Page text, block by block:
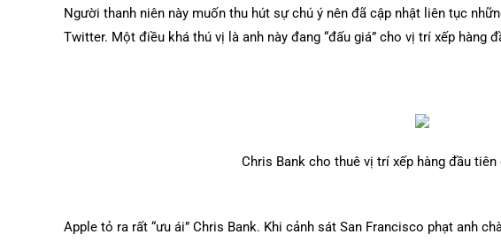
Người thanh niên này muốn thu hút sự chú ý nên đã cập nhật liên tục
Twitter. Một điều khá thú vị là anh này đang “đấu giá” cho vị trí xếp hàng
Chris Bank cho thuê vị trí xếp hàng đầu tiên
Apple tỏ ra rất “ưu ái” Chris Bank. Khi cảnh sát San Francisco phạt anh